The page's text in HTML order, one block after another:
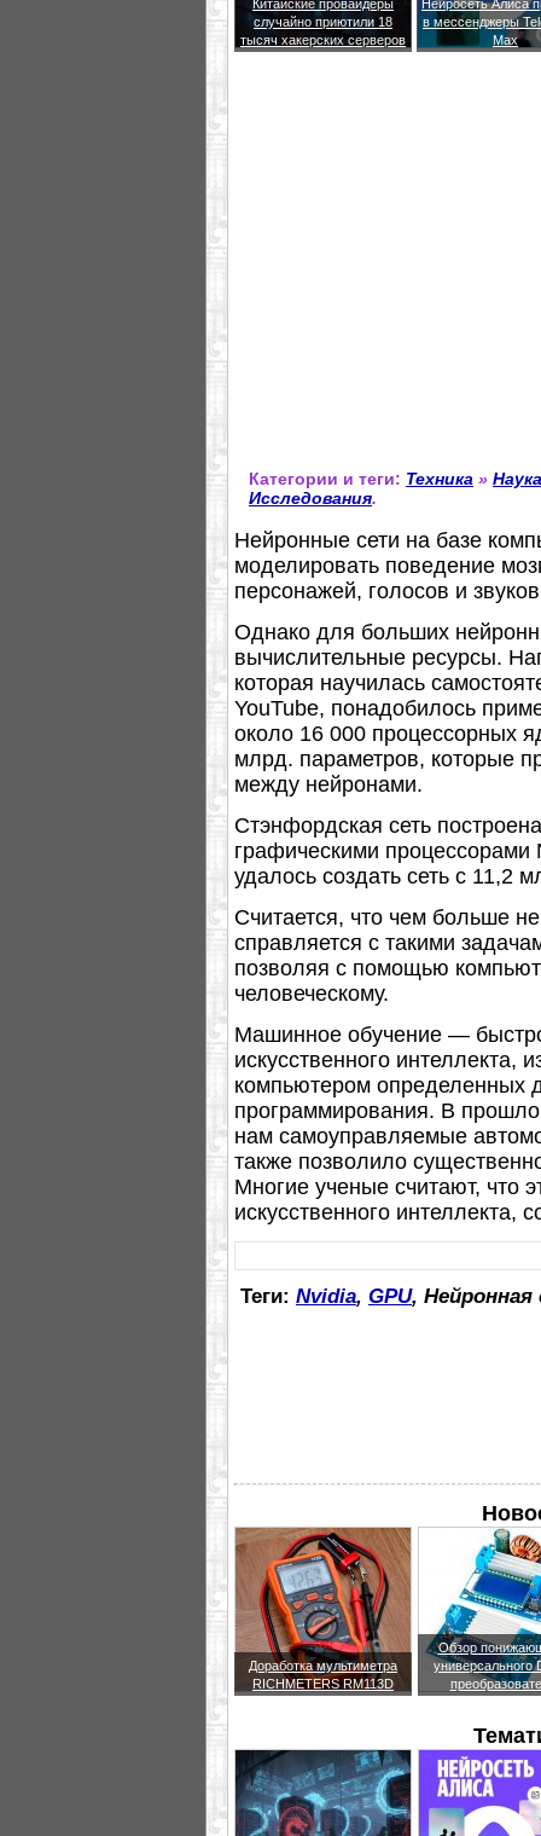
Китайские провайдеры
случайно приютили 18
тысяч хакерских серверов
Нейросеть Алиса
в мессенджеры
Max
Категории и теги: Техника » Наука
Исследования.
Нейронные сети на базе
моделировать поведение
персонажей, голосов и
Однако для больших
вычислительные ресурсы.
которая научилась
YouTube, понадобилось
около 16 000 процессорных
млрд. параметров, которые
между нейронами.
Стэнфордская сеть
графическими процессорами
удалось создать сеть с 11,2
Считается, что чем больше
справляется с такими
позволяя с помощью
человеческому.
Машинное обучение —
искусственного
компьютером определенных
программирования. В
нам самоуправляемые
также позволило
Многие ученые считают, что
искусственного интеллекта,
Теги: Nvidia, GPU,
Доработка мультиметра
RICHMETERS RM113D
Обзор
универсального